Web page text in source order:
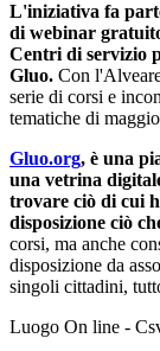
L'iniziativa fa
di webinar
Centri di servizio
Gluo. Con
serie di corsi e
tematiche di
Gluo.org, è una
una vetrina
trovare ciò di cui
disposizione ciò
corsi, ma anche
disposizione da
singoli cittadini,
Luogo On line -